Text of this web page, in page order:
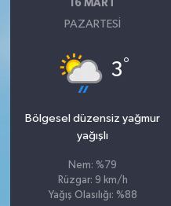
16 MART
PAZARTESI
3°
Bölgesel düzensiz yağmur
yağışlı
Nem: %79
Rüzgar: 9 km/h
Yağış Olasılığı: %88